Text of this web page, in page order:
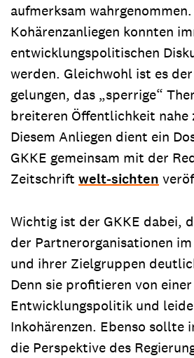
aufmerksam wahrgenommen.
Kohärenzanliegen konnten
entwicklungspolitischen
werden. Gleichwohl ist es
gelungen, das „sperrige“
breiteren Öffentlichkeit nahe
Diesem Anliegen dient ein
GKKE gemeinsam mit der
Zeitschrift welt-sichten
Wichtig ist der GKKE dabei,
der Partnerorganisationen
und ihrer Zielgruppen
Denn sie profitieren von
Entwicklungspolitik und
Inkohärenzen. Ebenso sollte
die Perspektive des